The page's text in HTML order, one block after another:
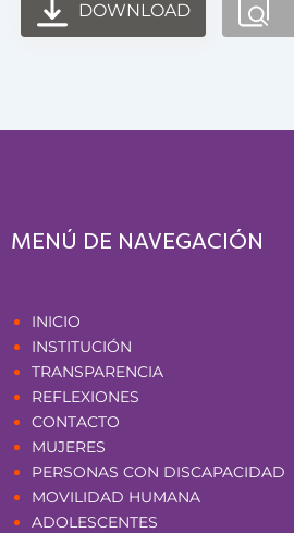
DOWNLOAD
MENÚ DE NAVEGACIÓN
INICIO
INSTITUCIÓN
TRANSPARENCIA
REFLEXIONES
CONTACTO
MUJERES
PERSONAS CON DISCAPACIDAD
MOVILIDAD HUMANA
ADOLESCENTES